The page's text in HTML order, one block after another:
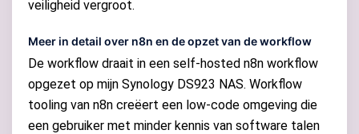
veiligheid vergroot.
Meer in detail over n8n en de opzet van de workflow
De workflow draait in een self-hosted n8n workflow
opgezet op mijn Synology DS923 NAS. Workflow
tooling van n8n creëert een low-code omgeving die
een gebruiker met minder kennis van software talen